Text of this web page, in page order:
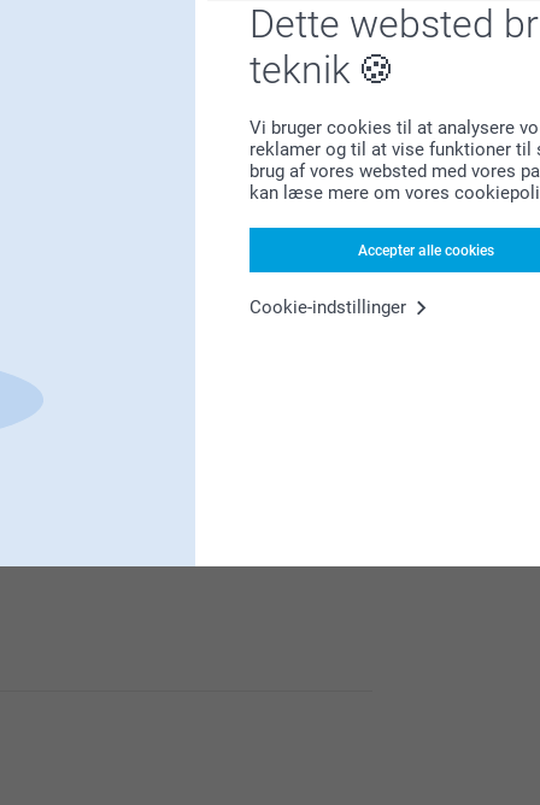
Dette websted
teknik
Vi bruger cookies til at analysere
reklamer og til at vise funktioner til
brug af vores websted med vores
kan læse mere om vores
Accepter alle cookies
Cookie-indstillinger
kontakt, så vi kan hjælpe
og få brugt dine yndlingsbilleder.
af os, det er vi glade for!